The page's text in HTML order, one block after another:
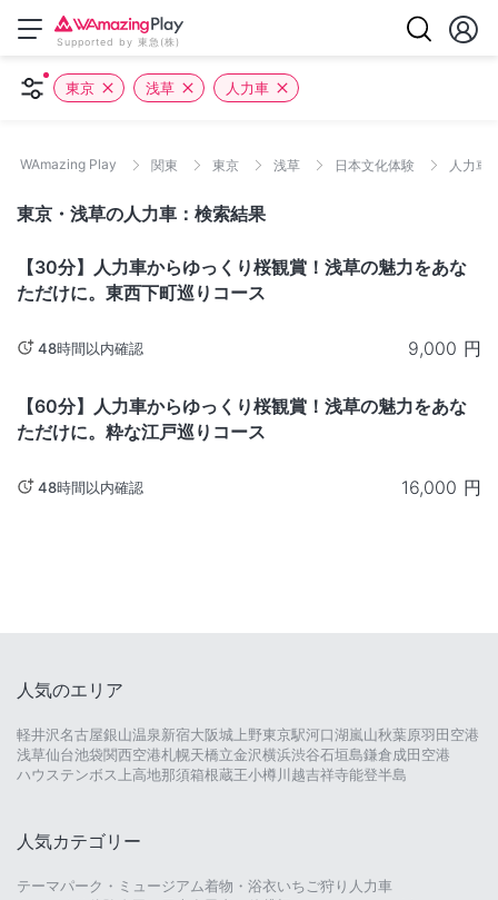
Supported by 東急(株)
東京 浅草 人力車
WAmazing Play 関東 東京 浅草 日本文化体験 人力車
東京・浅草の人力車：検索結果
【30分】人力車からゆっくり桜観賞！浅草の魅力をあな
ただけに。東西下町巡りコース
48時間以内確認 9,000 円
【60分】人力車からゆっくり桜観賞！浅草の魅力をあな
ただけに。粋な江戸巡りコース
48時間以内確認 16,000 円
人気のエリア
軽井沢名古屋銀山温泉新宿大阪城 上野東京駅河口湖嵐山秋葉原羽田空港
浅草仙台池袋関西空港札幌天橋立金沢横浜渋谷石垣島鎌倉成田空港
ハウステンボス 上高地那須箱根蔵王小樽 川越吉祥寺能登半島
人気カテゴリー
テーマパーク・ミュージアム着物・浴衣いちご狩り 人力車